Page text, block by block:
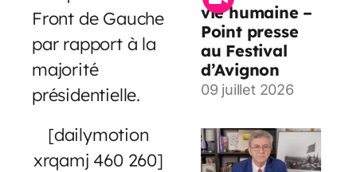
Front de Gauche
par rapport à la
majorité
présidentielle.
[dailymotion
xrqamj 460 260]
vie humaine –
Point presse
au Festival
d’Avignon
09 juillet 2026